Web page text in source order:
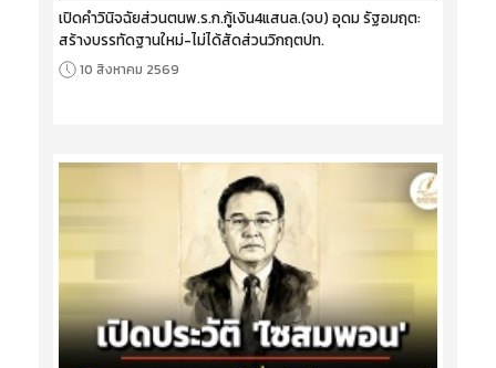
เปิดคำวินิจฉัยส่วนตนพ.ร.ก.กู้เงิน4แสนล.(จบ) อุดม รัฐอมฤต:
สร้างบรรทัดฐานใหม่-ไม่ได้สัดส่วนวิกฤตปท.
10 สิงหาคม 2569